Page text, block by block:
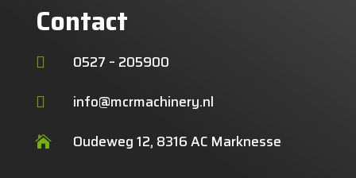
Contact
 0527 – 205900
 info@mcrmachinery.nl
 Oudeweg 12, 8316 AC Marknesse